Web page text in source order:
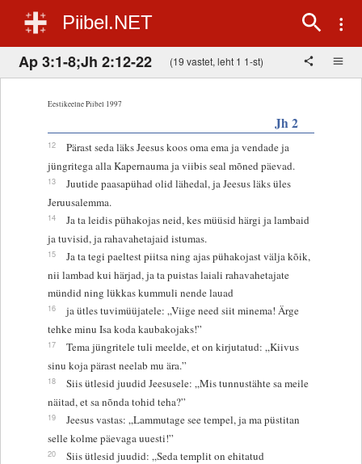
Piibel.NET
Ap 3:1-8;Jh 2:12-22 (19 vastet, leht 1 1-st)
Eestikeelne Piibel 1997
Jh 2
12
Pärast seda läks Jeesus koos oma ema ja vendade ja
jüngritega alla Kapernauma ja viibis seal mõned päevad.
13
Juutide paasapühad olid lähedal, ja Jeesus läks üles
Jeruusalemma.
14
Ja ta leidis pühakojas neid, kes müüsid härgi ja lambaid
ja tuvisid, ja rahavahetajaid istumas.
15
Ja ta tegi paeltest piitsa ning ajas pühakojast välja kõik,
nii lambad kui härjad, ja ta puistas laiali rahavahetajate
mündid ning lükkas kummuli nende lauad
16
ja ütles tuvimüüjatele: „Viige need siit minema! Ärge
tehke minu Isa koda kaubakojaks!”
17
Tema jüngritele tuli meelde, et on kirjutatud: „Kiivus
sinu koja pärast neelab mu ära.”
18
Siis ütlesid juudid Jeesusele: „Mis tunnustähte sa meile
näitad, et sa nõnda tohid teha?”
19
Jeesus vastas: „Lammutage see tempel, ja ma püstitan
selle kolme päevaga uuesti!”
20
Siis ütlesid juudid: „Seda templit on ehitatud